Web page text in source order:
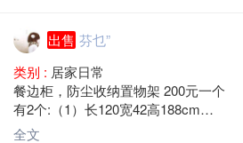
出售 芬乜”
类别 : 居家日常
餐边柜，防尘收纳置物架 200元一个
有2个:（1）长120宽42高188cm
（2） 长100宽42高188cm
全文